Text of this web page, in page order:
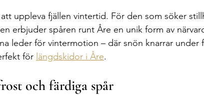
uppleva fjällen vintertid. För den som söker
erbjuder spåren runt Åre en unik form av
leder för vintermotion – där snön knarrar under
för längdskidor i Åre.
och färdiga spår